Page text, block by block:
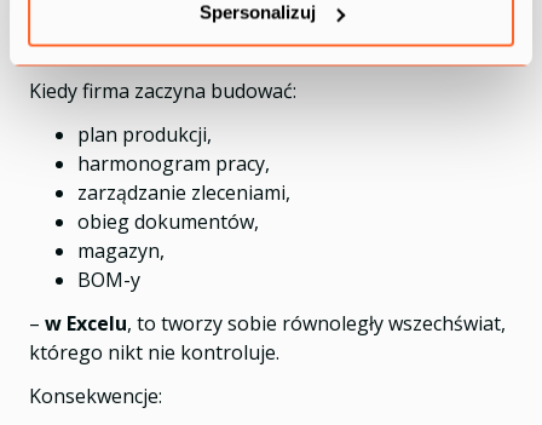
Spersonalizuj
Excel jest genialny jako narzędzie analityczne. Excel
jest fatalny jako system operacyjny.
Kiedy firma zaczyna budować:
plan produkcji,
harmonogram pracy,
zarządzanie zleceniami,
obieg dokumentów,
magazyn,
BOM-y
– w Excelu, to tworzy sobie równoległy wszechświat,
którego nikt nie kontroluje.
Konsekwencje: